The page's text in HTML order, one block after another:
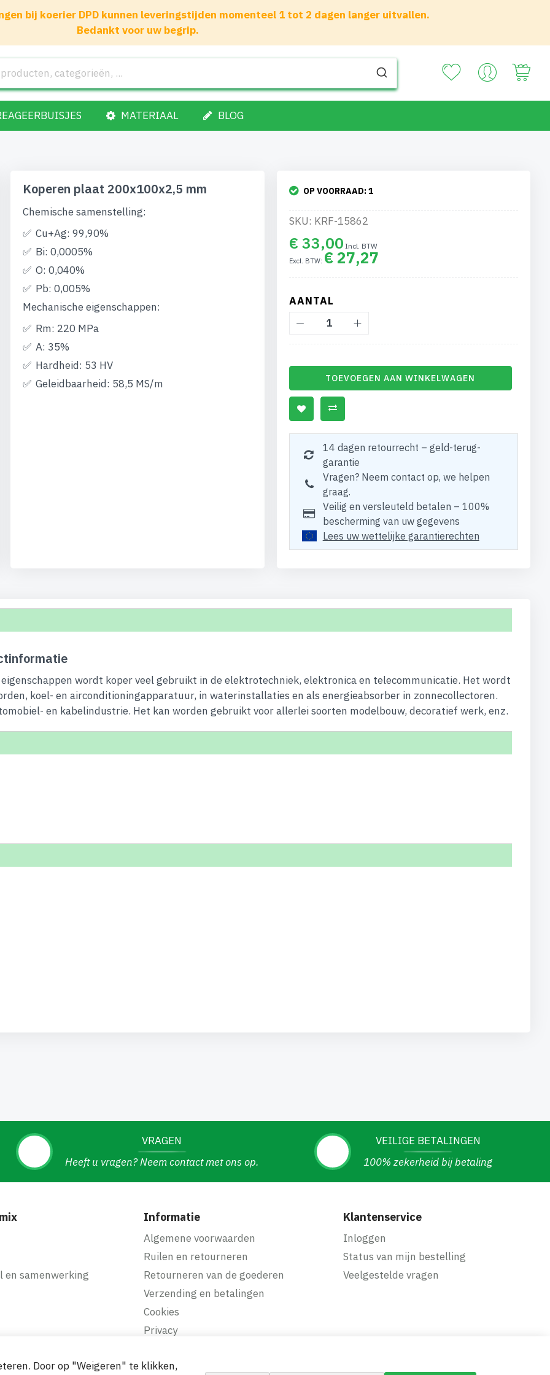
bij koerier DPD kunnen leveringstijden momenteel 1 tot 2 dagen langer uitvallen.
Bedankt voor uw begrip.
MATERIAAL BLOG
Koperen plaat 200x100x2,5 mm
Chemische samenstelling:
Cu+Ag: 99,90%
Bi: 0,0005%
O: 0,040%
Pb: 0,005%
Mechanische eigenschappen:
Rm: 220 MPa
A: 35%
Hardheid: 53 HV
Geleidbaarheid: 58,5 MS/m
OP VOORRAAD:1
SKU: KRF-15862
€ 33,00
€ 27,27
AANTAL
TOEVOEGEN AAN WINKELWAGEN
14 dagen retourrecht – geld-terug-
garantie
Vragen? Neem contact op, we helpen
graag.
Veilig en versleuteld betalen – 100%
bescherming van uw gegevens
Lees uw wettelijke garantierechten
wordt koper veel gebruikt in de elektrotechniek, elektronica en telecommunicatie. Het wordt
koel- en airconditioningapparatuur, in waterinstallaties en als energieabsorber in zonnecollectoren.
en kabelindustrie. Het kan worden gebruikt voor allerlei soorten modelbouw, decoratief werk, enz.
VRAGEN
Heeft u vragen? Neem contact met ons op.
VEILIGE BETALINGEN
100% zekerheid bij betaling
en samenwerking
Informatie
Algemene voorwaarden
Ruilen en retourneren
Retourneren van de goederen
Verzending en betalingen
Cookies
Privacy
Klantenservice
Inloggen
Status van mijn bestelling
Veelgestelde vragen
Door op "Weigeren" te klikken,